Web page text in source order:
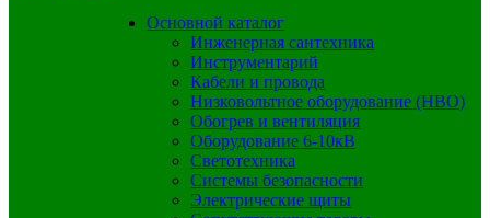
Основной каталог
Инженерная сантехника
Инструментарий
Кабели и провода
Низковольтное оборудование (НВО)
Обогрев и вентиляция
Оборудование 6-10кВ
Светотехника
Системы безопасности
Электрические щиты